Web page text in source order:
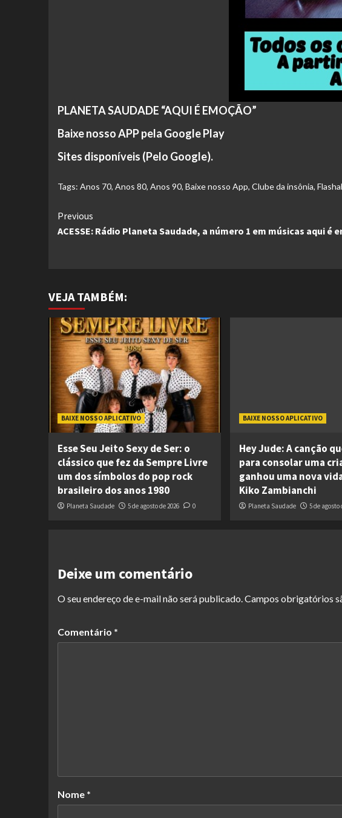
PLANETA SAUDADE “AQUI É EMOÇÃO”
Baixe nosso APP pela Google Play
Sites disponíveis (Pelo Google).
Tags: Anos 70, Anos 80, Anos 90, Baixe nosso App, Clube da insônia,
Continue
Reading
Previous
ACESSE: Rádio Planeta Saudade, a número 1 em músicas aqui é
VEJA TAMBÉM:
BAIXE NOSSO APLICATIVO
Esse Seu Jeito Sexy de Ser: o
clássico que fez da Sempre Livre
um dos símbolos do pop rock
brasileiro dos anos 1980
Planeta Saudade 5 de agosto de 2026 0
BAIXE NOSSO APLICATIVO
Hey Jude: A canção
para consolar uma
ganhou uma nova
Kiko Zambianchi
Planeta Saudade 5 de agosto
Deixe um comentário
O seu endereço de e-mail não será publicado.Campos obrigatórios
Comentário *
Nome *